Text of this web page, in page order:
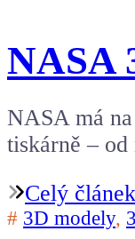
NASA
NASA má
tiskárně –
Celý článek
# 3D modely,